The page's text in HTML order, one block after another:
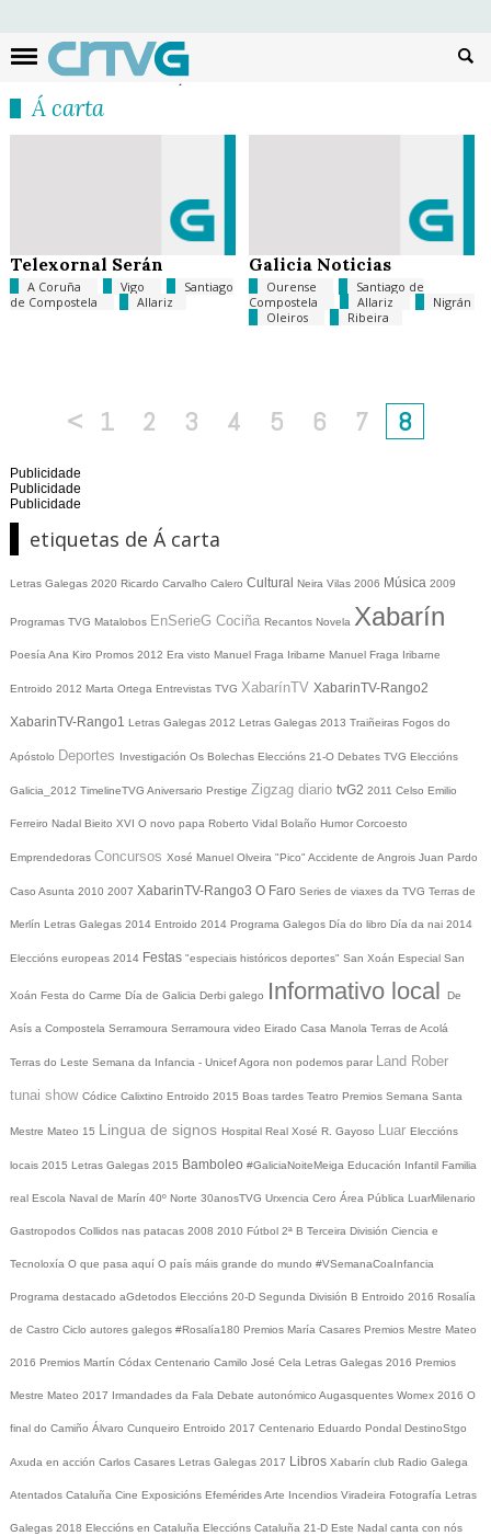
Á carta
Telexornal Serán
A Coruña Vigo
Santiago
de Compostela
Allariz
Galicia Noticias
Ourense
Santiago de
Compostela
Allariz
Nigrán
Oleiros
Ribeira
< 1 2 3 4 5 6 7 8
Publicidade
Publicidade
Publicidade
etiquetas de Á carta
Letras Galegas 2020 Ricardo Carvalho Calero Cultural Neira Vilas 2006 Música 2009
Programas TVG Matalobos EnSerieG Cociña Recantos Novela Xabarín
Poesía Ana Kiro Promos 2012 Era visto Manuel Fraga Iribarne Manuel Fraga Iribarne
Entroido 2012 Marta Ortega Entrevistas TVG XabarínTV XabarinTV-Rango2
XabarinTV-Rango1 Letras Galegas 2012 Letras Galegas 2013 Traiñeiras Fogos do
Apóstolo Deportes Investigación Os Bolechas Eleccións 21-O Debates TVG Eleccións
Galicia_2012 TimelineTVG Aniversario Prestige Zigzag diario tvG2 2011 Celso Emilio
Ferreiro Nadal Bieito XVI O novo papa Roberto Vidal Bolaño Humor Corcoesto
Emprendedoras Concursos Xosé Manuel Olveira "Pico" Accidente de Angrois Juan Pardo
Caso Asunta 2010 2007 XabarinTV-Rango3 O Faro Series de viaxes da TVG Terras de
Merlín Letras Galegas 2014 Entroido 2014 Programa Galegos Día do libro Día da nai 2014
Eleccións europeas 2014 Festas "especiais históricos deportes" San Xoán Especial San
Xoán Festa do Carme Día de Galicia Derbi galego Informativo local De
Asís a Compostela Serramoura Serramoura video Eirado Casa Manola Terras de Acolá
Terras do Leste Semana da Infancia - UnicefAgora non podemos parar Land Rober
tunai show Códice Calixtino Entroido 2015 Boas tardes Teatro Premios Semana Santa
Mestre Mateo 15 Lingua de signos Hospital Real Xosé R. Gayoso Luar Eleccións
locais 2015 Letras Galegas 2015 Bamboleo #GaliciaNoiteMeiga Educación Infantil Familia
real Escola Naval de Marín 40º Norte 30anosTVG Urxencia Cero Área Pública LuarMilenario
Gastropodos Collidos nas patacas 2008 2010 Fútbol 2ª B Terceira División Ciencia e
Tecnoloxía O que pasa aquí O país máis grande do mundo #VSemanaCoaInfancia
Programa destacado aGdetodos Eleccións 20-D Segunda División B Entroido 2016 Rosalía
de Castro Ciclo autores galegos #Rosalía180 Premios María Casares Premios Mestre Mateo
2016 Premios Martín Códax Centenario Camilo José Cela Letras Galegas 2016 Premios
Mestre Mateo 2017 Irmandades da Fala Debate autonómico Augasquentes Womex 2016 O
final do Camiño Álvaro Cunqueiro Entroido 2017 Centenario Eduardo Pondal DestinoStgo
Axuda en acción Carlos Casares Letras Galegas 2017 Libros Xabarín club Radio Galega
Atentados Cataluña Cine Exposicións EfeméridesArte Incendios Viradeira Fotografía Letras
Galegas 2018 Eleccións en Cataluña Eleccións Cataluña 21-D Este Nadal canta con nós